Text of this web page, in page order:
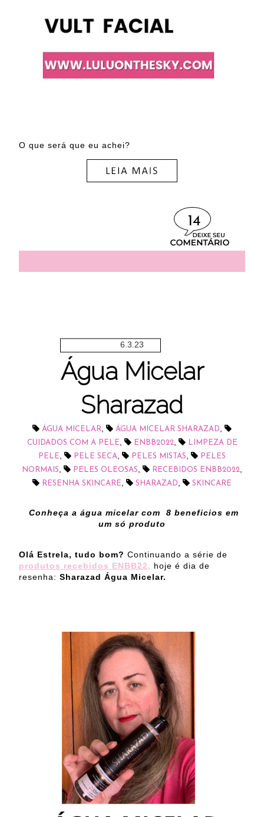
O que será que eu achei?
14
6.3.23
Água Micelar
Sharazad
ÁGUA MICELAR ÁGUA MICELAR SHARAZAD
CUIDADOS COM A PELE ENBB2022
LIMPEZA DE
PELE
PELE SECA PELES MISTAS
PELES
NORMAIS
PELES OLEOSAS RECEBIDOS ENBB2022
RESENHA SKINCARE SHARAZAD SKINCARE
Conheça a água micelar com 8 beneficios em
um só produto
Olá Estrela, tudo bom? Continuando a série de
produtos recebidos ENBB22, hoje é dia de
resenha: Sharazad Água Micelar.